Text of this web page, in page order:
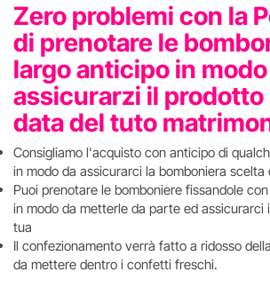
Zero problemi con la
di prenotare le
largo anticipo in
assicurarzi il prodotto
data del tuto
Consigliamo l'acquisto con anticipo di
in modo da assicurarci la bomboniera scelta
Puoi prenotare le bomboniere fissandole
in modo da metterle da parte ed assicurarci
tua
Il confezionamento verrà fatto a ridosso
da mettere dentro i confetti freschi.